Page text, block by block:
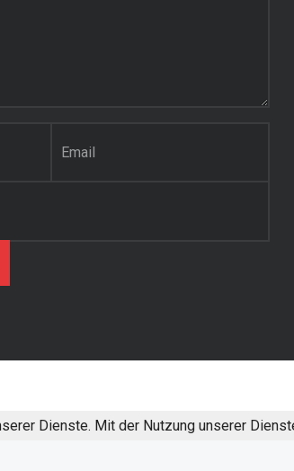
Dienste. Mit der Nutzung unserer